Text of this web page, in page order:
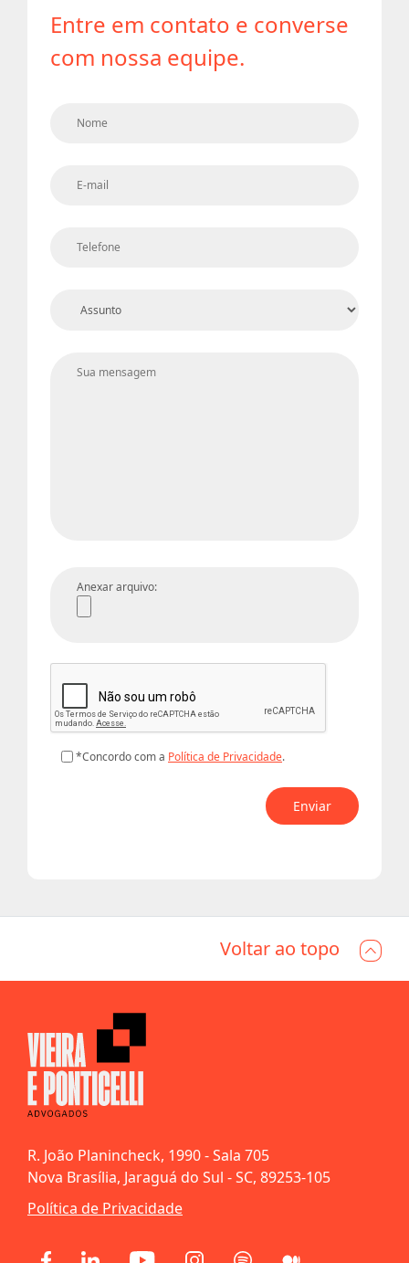
Entre em contato e converse
com nossa equipe.
Anexar arquivo:
*Concordo com a Política de Privacidade.
Voltar ao topo
R. João Planincheck, 1990 - Sala 705
Nova Brasília, Jaraguá do Sul - SC, 89253-105
Política de Privacidade